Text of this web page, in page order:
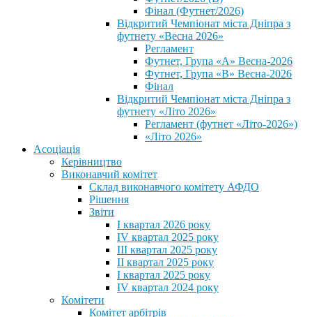
Фінал (Футнет/2026)
Відкритий Чемпіонат міста Дніпра з
футнету «Весна 2026»
Регламент
Футнет, Група «А» Весна-2026
Футнет, Група «В» Весна-2026
Фінал
Відкритий Чемпіонат міста Дніпра з
футнету «Літо 2026»
Регламент (футнет «Літо-2026»)
«Літо 2026»
Асоціація
Керівництво
Виконавчий комітет
Склад виконавчого комітету АФДО
Рішення
Звіти
I квартал 2026 року
IV квартал 2025 року
III квартал 2025 року
II квартал 2025 року
I квартал 2025 року
IV квартал 2024 року
Комітети
Комітет арбітрів